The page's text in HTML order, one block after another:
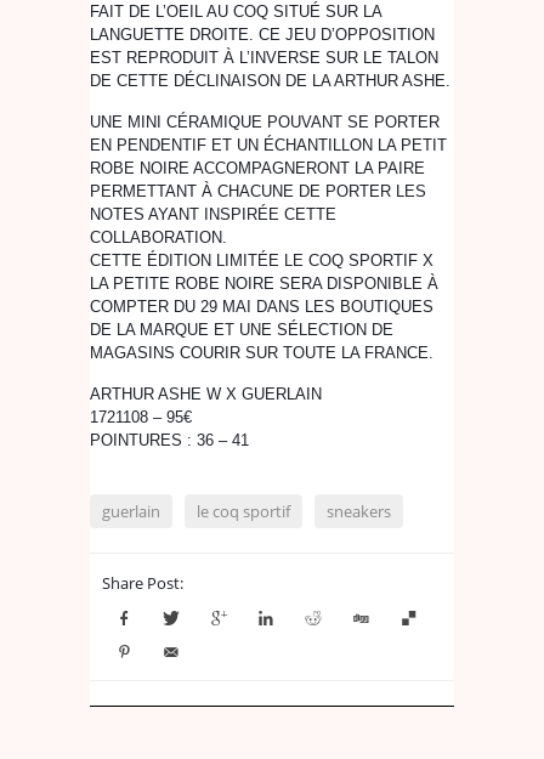
FAIT DE L’OEIL AU COQ SITUÉ SUR LA
LANGUETTE DROITE. CE JEU D’OPPOSITION
EST REPRODUIT À L’INVERSE SUR LE TALON
DE CETTE DÉCLINAISON DE LA ARTHUR ASHE.
UNE MINI CÉRAMIQUE POUVANT SE PORTER
EN PENDENTIF ET UN ÉCHANTILLON LA PETIT
ROBE NOIRE ACCOMPAGNERONT LA PAIRE
PERMETTANT À CHACUNE DE PORTER LES
NOTES AYANT INSPIRÉE CETTE
COLLABORATION.
CETTE ÉDITION LIMITÉE LE COQ SPORTIF X
LA PETITE ROBE NOIRE SERA DISPONIBLE À
COMPTER DU 29 MAI DANS LES BOUTIQUES
DE LA MARQUE ET UNE SÉLECTION DE
MAGASINS COURIR SUR TOUTE LA FRANCE.
ARTHUR ASHE W X GUERLAIN
1721108 – 95€
POINTURES : 36 – 41
guerlain le coq sportif sneakers
Share Post: